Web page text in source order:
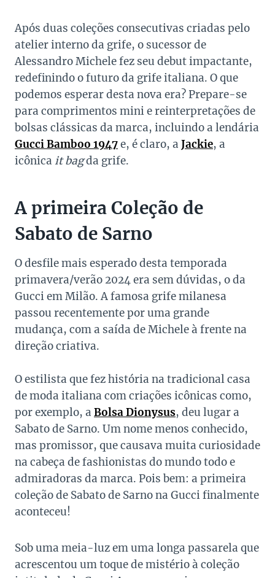
Após duas coleções consecutivas criadas pelo
atelier interno da grife, o sucessor de
Alessandro Michele fez seu debut impactante,
redefinindo o futuro da grife italiana. O que
podemos esperar desta nova era? Prepare-se
para comprimentos mini e reinterpretações de
bolsas clássicas da marca, incluindo a lendária
Gucci Bamboo 1947e, é claro, a Jackie, a
icônica it bagda grife.
A primeira Coleção de
Sabato de Sarno
O desfile mais esperado desta temporada
primavera/verão 2024 era sem dúvidas, o da
Gucci em Milão. A famosa grife milanesa
passou recentemente por uma grande
mudança, com a saída de Michele à frente na
direção criativa.
O estilista que fez história na tradicional casa
de moda italiana com criações icônicas como,
por exemplo, a Bolsa Dionysus, deu lugar a
Sabato de Sarno. Um nome menos conhecido,
mas promissor, que causava muita curiosidade
na cabeça de fashionistas do mundo todo e
admiradoras da marca. Pois bem: a primeira
coleção de Sabato de Sarno na Gucci finalmente
aconteceu!
Sob uma meia-luz em uma longa passarela que
acrescentou um toque de mistério à coleção